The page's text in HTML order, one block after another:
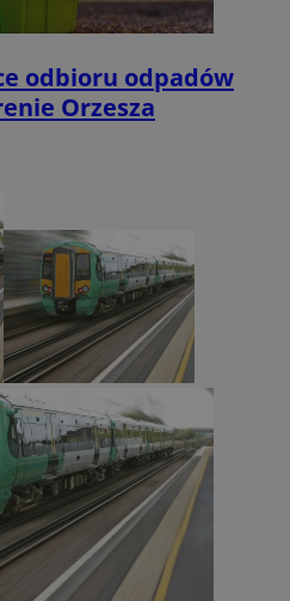
odbioru odpadów
Orzesza